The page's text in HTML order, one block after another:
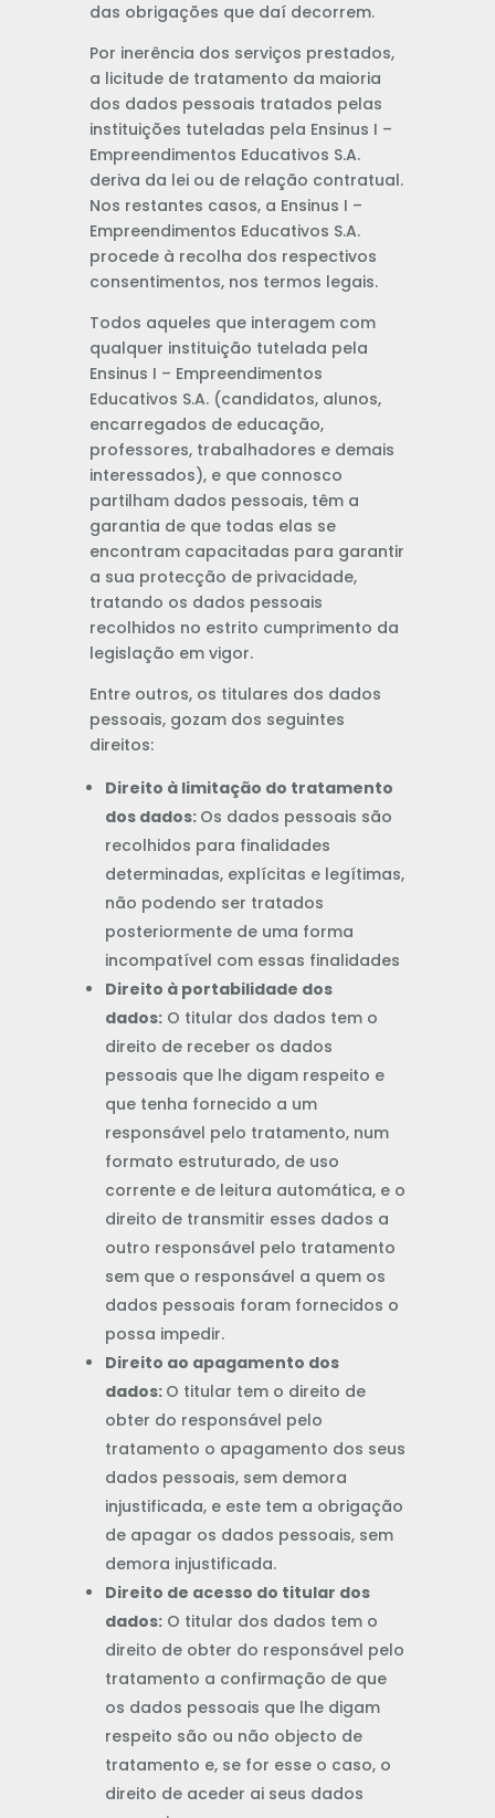
das obrigações que daí decorrem.
Por inerência dos serviços prestados,
a licitude de tratamento da maioria
dos dados pessoais tratados pelas
instituições tuteladas pela Ensinus I –
Empreendimentos Educativos S.A.
deriva da lei ou de relação contratual.
Nos restantes casos, a Ensinus I –
Empreendimentos Educativos S.A.
procede à recolha dos respectivos
consentimentos, nos termos legais.
Todos aqueles que interagem com
qualquer instituição tutelada pela
Ensinus I – Empreendimentos
Educativos S.A. (candidatos, alunos,
encarregados de educação,
professores, trabalhadores e demais
interessados), e que connosco
partilham dados pessoais, têm a
garantia de que todas elas se
encontram capacitadas para garantir
a sua protecção de privacidade,
tratando os dados pessoais
recolhidos no estrito cumprimento da
legislação em vigor.
Entre outros, os titulares dos dados
pessoais, gozam dos seguintes
direitos:
Direito à limitação do tratamento
dos dados: Os dados pessoais são
recolhidos para finalidades
determinadas, explícitas e legítimas,
não podendo ser tratados
posteriormente de uma forma
incompatível com essas finalidades
Direito à portabilidade dos
dados:O titular dos dados tem o
direito de receber os dados
pessoais que lhe digam respeito e
que tenha fornecido a um
responsável pelo tratamento, num
formato estruturado, de uso
corrente e de leitura automática, e o
direito de transmitir esses dados a
outro responsável pelo tratamento
sem que o responsável a quem os
dados pessoais foram fornecidos o
possa impedir.
Direito ao apagamento dos
dados: O titular tem o direito de
obter do responsável pelo
tratamento o apagamento dos seus
dados pessoais, sem demora
injustificada, e este tem a obrigação
de apagar os dados pessoais, sem
demora injustificada.
Direito de acesso do titular dos
dados:O titular dos dados tem o
direito de obter do responsável pelo
tratamento a confirmação de que
os dados pessoais que lhe digam
respeito são ou não objecto de
tratamento e, se for esse o caso, o
direito de aceder ai seus dados